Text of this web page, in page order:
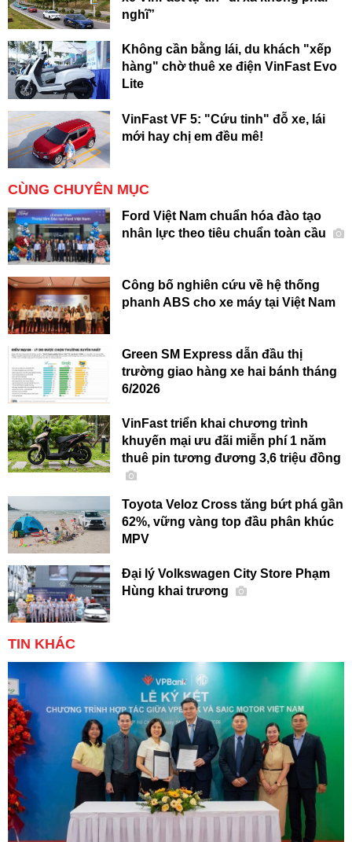
nghĩ”
Không cần bằng lái, du khách "xếp
hàng" chờ thuê xe điện VinFast Evo
Lite
VinFast VF 5: "Cứu tinh" đỗ xe, lái
mới hay chị em đều mê!
CÙNG CHUYÊN MỤC
Ford Việt Nam chuẩn hóa đào tạo
nhân lực theo tiêu chuẩn toàn cầu
Công bố nghiên cứu về hệ thống
phanh ABS cho xe máy tại Việt Nam
Green SM Express dẫn đầu thị
trường giao hàng xe hai bánh tháng
6/2026
VinFast triển khai chương trình
khuyến mại ưu đãi miễn phí 1 năm
thuê pin tương đương 3,6 triệu đồng
Toyota Veloz Cross tăng bứt phá gần
62%, vững vàng top đầu phân khúc
MPV
Đại lý Volkswagen City Store Phạm
Hùng khai trương
TIN KHÁC